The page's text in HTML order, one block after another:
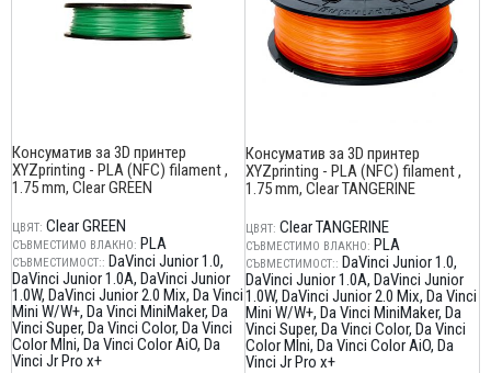
Консуматив за 3D принтер
XYZprinting - PLA (NFC) filament ,
1.75 mm, Clear GREEN
ЦВЯТ: Clear GREEN
СЪВМЕСТИМО ВЛАКНО: PLA
СЪВМЕСТИМОСТ:: DaVinci Junior 1.0
DaVinci Junior 1.0A DaVinci Junior
1.0W DaVinci Junior 2.0 Mix Da Vinci
Mini W/W+ Da Vinci MiniMaker Da
Vinci Super Da Vinci Color Da Vinci
Color MIni Da Vinci Color AiO Da
Vinci Jr Pro x+
Консуматив за 3D принтер
XYZprinting - PLA (NFC) filament ,
1.75 mm, Clear TANGERINE
ЦВЯТ: Clear TANGERINE
СЪВМЕСТИМО ВЛАКНО: PLA
СЪВМЕСТИМОСТ:: DaVinci Junior 1.0
DaVinci Junior 1.0A DaVinci Junior
1.0W DaVinci Junior 2.0 Mix Da Vinci
Mini W/W+ Da Vinci MiniMaker Da
Vinci Super Da Vinci Color Da Vinci
Color MIni Da Vinci Color AiO Da
Vinci Jr Pro x+